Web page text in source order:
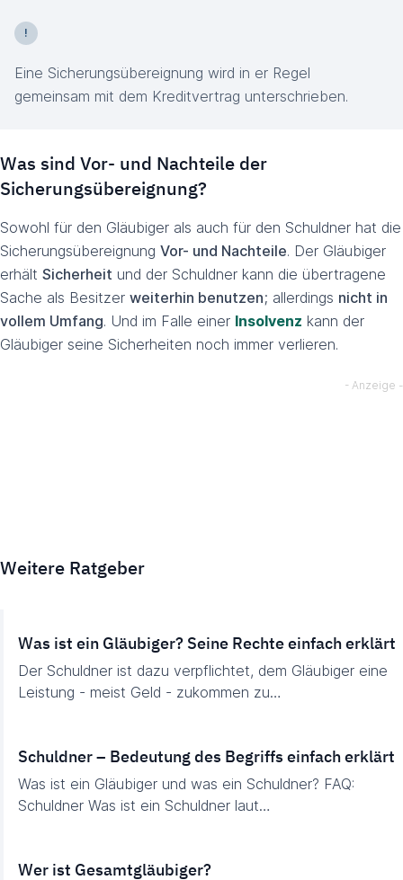
Eine Sicherungsübereignung wird in er Regel
gemeinsam mit dem Kreditvertrag unterschrieben.
Was sind Vor- und Nachteile der
Sicherungsübereignung?
Sowohl für den Gläubiger als auch für den Schuldner hat die
Sicherungsübereignung Vor- und Nachteile. Der Gläubiger
erhält Sicherheit und der Schuldner kann die übertragene
Sache als Besitzer weiterhin benutzen; allerdings nicht in
vollem Umfang. Und im Falle einer Insolvenz kann der
Gläubiger seine Sicherheiten noch immer verlieren.
Weitere Ratgeber
Was ist ein Gläubiger? Seine Rechte einfach erklärt
Der Schuldner ist dazu verpflichtet, dem Gläubiger eine
Leistung - meist Geld - zukommen zu…
Schuldner – Bedeutung des Begriffs einfach erklärt
Was ist ein Gläubiger und was ein Schuldner? FAQ:
Schuldner Was ist ein Schuldner laut…
Wer ist Gesamtgläubiger?